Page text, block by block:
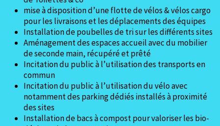
mise à disposition d’une flotte de vélos & vélos cargo
pour les livraisons et les déplacements des équipes
Installation de poubelles de tri sur les différents sites
Aménagement des espaces accueil avec du mobilier
de seconde main, récupéré et prêté
Incitation du public à l’utilisation des transports en
commun
Incitation du public à l’utilisation du vélo avec
notamment des parking dédiés installés à proximité
des sites
Installation de bacs à compost pour valoriser les bio-